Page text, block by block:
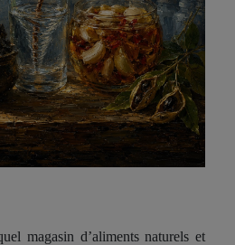
magasin d’aliments naturels et